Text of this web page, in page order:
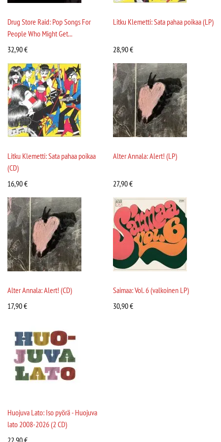
Drug Store Raid: Pop Songs For
People Who Might Get...
32,90€
Litku Klemetti: Sata pahaa poikaa (LP)
28,90€
Litku Klemetti: Sata pahaa poikaa
(CD)
16,90€
Alter Annala: Alert! (LP)
27,90€
Alter Annala: Alert! (CD)
17,90€
Saimaa: Vol. 6 (valkoinen LP)
30,90€
Huojuva Lato: Iso pyörä - Huojuva
lato 2008-2026 (2 CD)
22,90€